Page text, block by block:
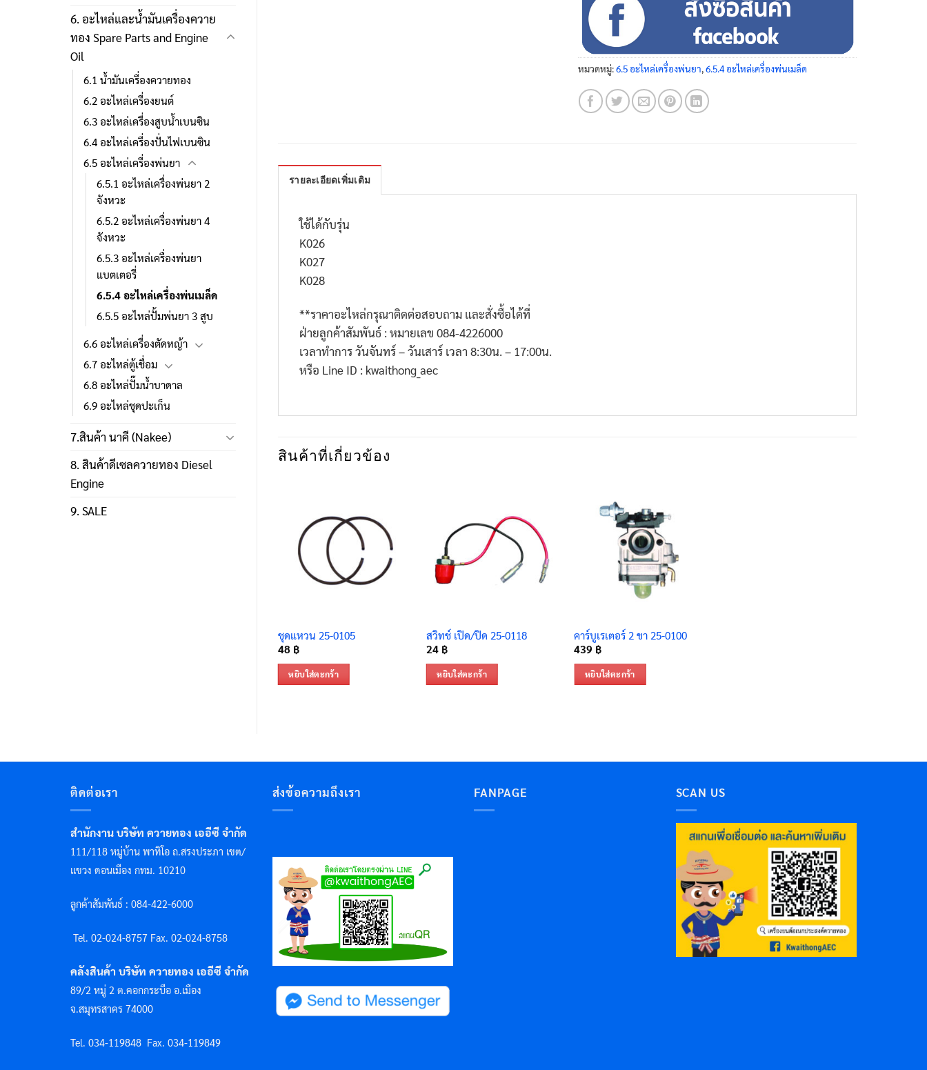
6. อะไหล่และน้ำมันเครื่องควาย
ทอง Spare Parts and Engine
Oil
6.1 น้ำมันเครื่องควายทอง
6.2 อะไหล่เครื่องยนต์
6.3 อะไหล่เครื่องสูบน้ำเบนซิน
6.4 อะไหล่เครื่องปั่นไฟเบนซิน
6.5 อะไหล่เครื่องพ่นยา
6.5.1 อะไหล่เครื่องพ่นยา 2
จังหวะ
6.5.2 อะไหล่เครื่องพ่นยา 4
จังหวะ
6.5.3 อะไหล่เครื่องพ่นยา
แบตเตอรี่
6.5.4 อะไหล่เครื่องพ่นเมล็ด
6.5.5 อะไหล่ปั้มพ่นยา 3 สูบ
6.6 อะไหล่เครื่องตัดหญ้า
6.7 อะไหล่ตู้เชื่อม
6.8 อะไหล่ปั๊มน้ำบาดาล
6.9 อะไหล่ชุดปะเก็น
7.สินค้า นาคี (Nakee)
8. สินค้าดีเซลควายทอง Diesel
Engine
9. SALE
หมวดหมู่:6.5 อะไหล่เครื่องพ่นยา,6.5.4 อะไหล่เครื่องพ่นเมล็ด
รายละเอียดเพิ่มเติม
ใช้ได้กับรุ่น
K026
K027
K028
**ราคาอะไหล่กรุณาติดต่อสอบถาม และสั่งซื้อได้ที่
ฝ่ายลูกค้าสัมพันธ์ : หมายเลข 084-4226000
เวลาทำการ วันจันทร์ – วันเสาร์ เวลา 8:30น. – 17:00น.
หรือ Line ID : kwaithong_aec
สินค้าที่เกี่ยวข้อง
ชุดแหวน 25-0105
48 ฿
หยิบใส่ตะกร้า
สวิทช์ เปิด/ปิด 25-0118
24 ฿
หยิบใส่ตะกร้า
คาร์บูเรเตอร์ 2 ขา 25-0100
439 ฿
หยิบใส่ตะกร้า
ติดต่อเรา
สำนักงาน บริษัท ควายทอง เออีซี จำกัด
111/118 หมู่บ้าน พาทิโอ ถ.สรงประภา เขต/
แขวง ดอนเมือง กทม. 10210
ลูกค้าสัมพันธ์ : 084-422-6000
Tel. 02-024-8757 Fax. 02-024-8758
คลังสินค้า บริษัท ควายทอง เออีซี จำกัด
89/2 หมู่ 2 ต.คอกกระบือ อ.เมือง
จ.สมุทรสาคร 74000
Tel. 034-119848 Fax. 034-119849
ส่งข้อความถึงเรา FANPAGE SCAN US